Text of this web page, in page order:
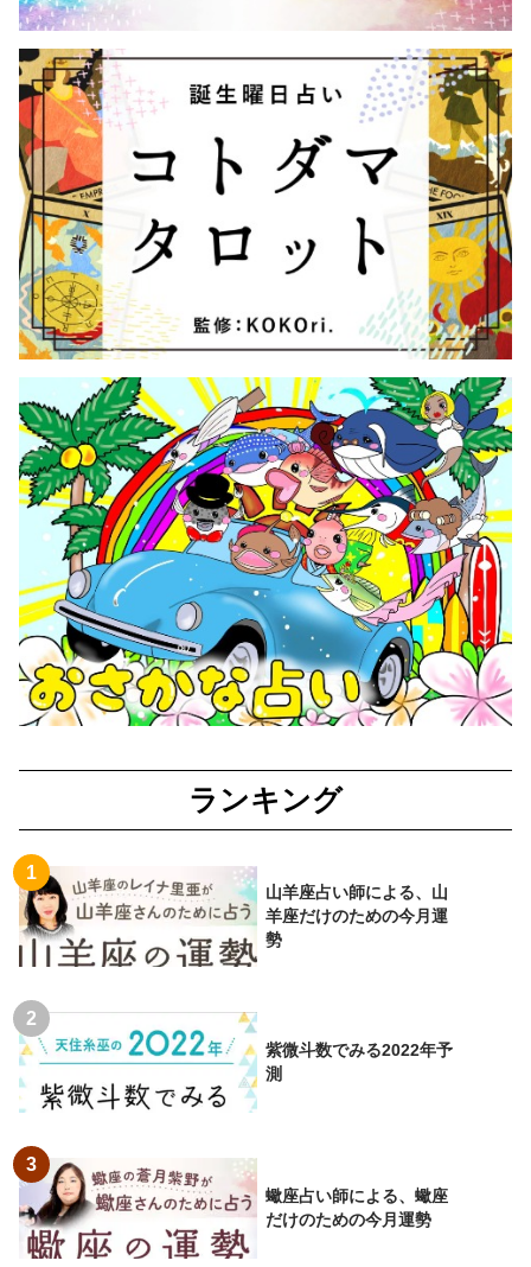
ランキング
山羊座占い師による、山
羊座だけのための今月運
勢
紫微斗数でみる2022年予
測
蠍座占い師による、蠍座
だけのための今月運勢